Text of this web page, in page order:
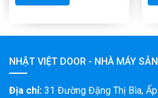
NHẬT VIỆT DOOR - NHÀ MÁY
Địa chỉ: 31 Đường Đặng Thị Bìa, Ấp